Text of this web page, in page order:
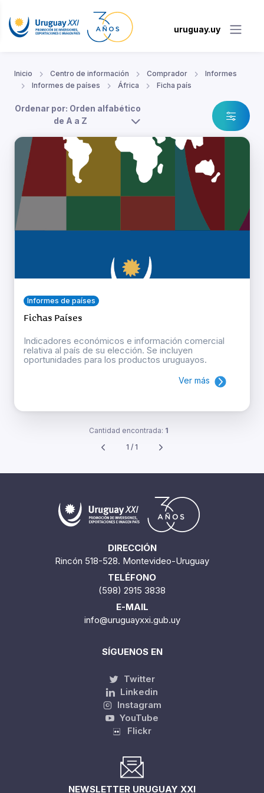
uruguay.uy
Inicio Centro de información Comprador
Informes
Informes de países
África Ficha país
Ordenar por: Orden alfabético
de A a Z
Informes de países
Fichas Países
Indicadores económicos e información comercial
relativa al país de su elección. Se incluyen
oportunidades para los productos uruguayos.
Ver más
Cantidad encontrada: 1
1 / 1
DIRECCIÓN
Rincón 518-528. Montevideo-Uruguay
TELÉFONO
(598) 2915 3838
E-MAIL
info@uruguayxxi.gub.uy
SÍGUENOS EN
Twitter
Linkedin
Instagram
YouTube
Flickr
NEWSLETTER URUGUAY XXI